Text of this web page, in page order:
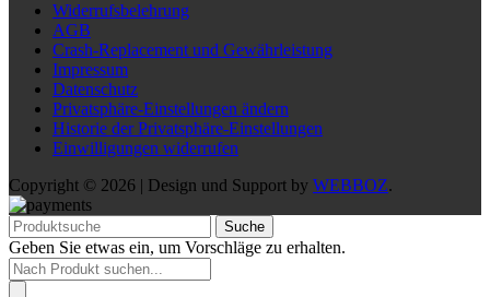
Widerrufsbelehrung
AGB
Crash-Replacement und Gewährleistung
Impressum
Datenschutz
Privatsphäre-Einstellungen ändern
Historie der Privatsphäre-Einstellungen
Einwilligungen widerrufen
Copyright © 2026 | Design und Support by WEBBOZ.
Suche
Geben Sie etwas ein, um Vorschläge zu erhalten.
Products
search